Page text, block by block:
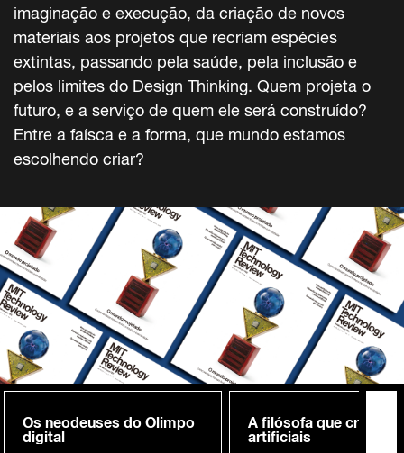
imaginação e execução, da criação de novos
materiais aos projetos que recriam espécies
extintas, passando pela saúde, pela inclusão e
pelos limites do Design Thinking. Quem projeta o
futuro, e a serviço de quem ele será construído?
Entre a faísca e a forma, que mundo estamos
escolhendo criar?
Os neodeuses do Olimpo
digital
A filósofa que cria
artificiais